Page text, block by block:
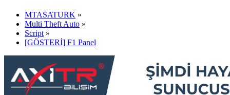
MTASATURK »
Multi Theft Auto »
Script »
[GÖSTERİ] F1 Panel